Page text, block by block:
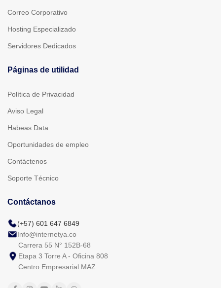
Correo Corporativo
Hosting Especializado
Servidores Dedicados
Páginas de utilidad
Política de Privacidad
Aviso Legal
Habeas Data
Oportunidades de empleo
Contáctenos
Soporte Técnico
Contáctanos
(+57) 601 647 6849
Info@internetya.co
Carrera 55 N° 152B-68
Etapa 3 Torre A - Oficina 808
Centro Empresarial MAZ